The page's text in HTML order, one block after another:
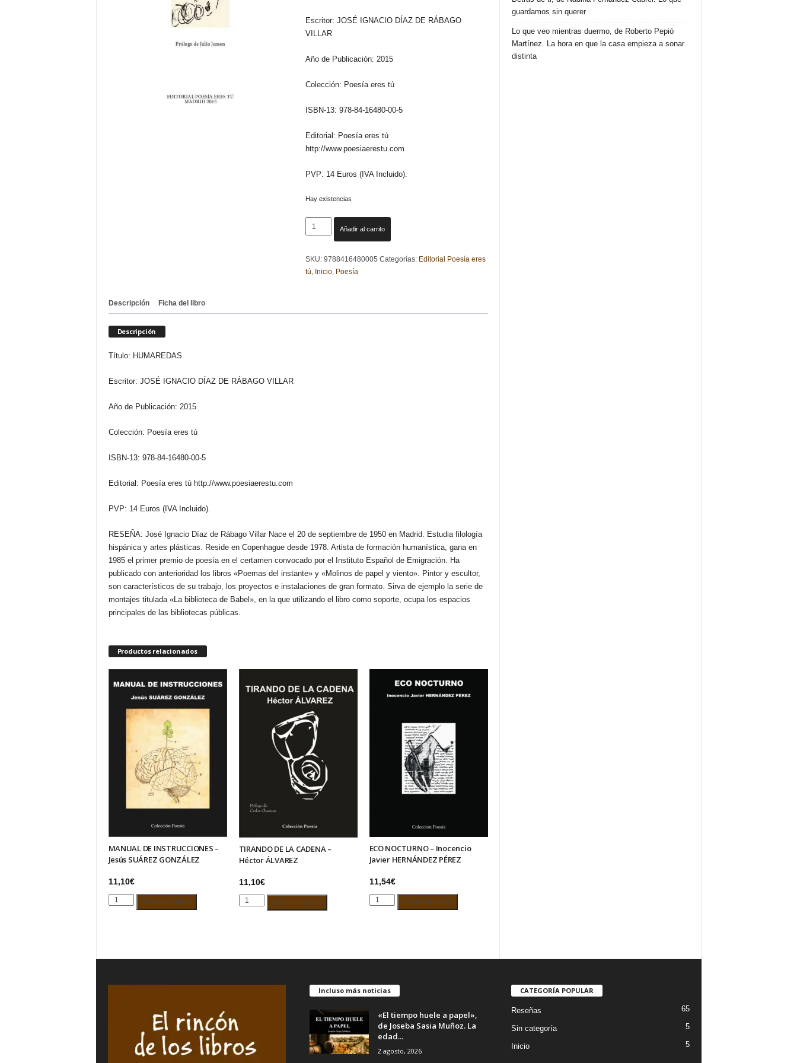
Escritor: JOSÉ IGNACIO DÍAZ DE RÁBAGO
VILLAR
Año de Publicación: 2015
Colección: Poesía eres tú
ISBN-13: 978-84-16480-00-5
Editorial: Poesía eres tú
http://www.poesiaerestu.com
PVP: 14 Euros (IVA Incluido).
Hay existencias
HUMAREDAS.
JOSÉ
DÍAZ
DE
Añadir al carrito
SKU:9788416480005 Categorías: Editorial Poesía eres
tú, Inicio, Poesía
Descripción Ficha del libro
Descripción
Título: HUMAREDAS
Escritor: JOSÉ IGNACIO DÍAZ DE RÁBAGO VILLAR
Año de Publicación: 2015
Colección: Poesía eres tú
ISBN-13: 978-84-16480-00-5
Editorial: Poesía eres tú http://www.poesiaerestu.com
PVP: 14 Euros (IVA Incluido).
RESEÑA: José Ignacio Díaz de Rábago Villar Nace el 20 de septiembre de 1950 en Madrid. Estudia filología
hispánica y artes plásticas. Reside en Copenhague desde 1978. Artista de formación humanística, gana en
1985 el primer premio de poesía en el certamen convocado por el Instituto Español de Emigración. Ha
publicado con anterioridad los libros «Poemas del instante» y «Molinos de papel y viento». Pintor y escultor,
son característicos de su trabajo, los proyectos e instalaciones de gran formato. Sirva de ejemplo la serie de
montajes titulada «La biblioteca de Babel», en la que utilizando el libro como soporte, ocupa los espacios
principales de las bibliotecas públicas.
Productos relacionados
MANUAL DE INSTRUCCIONES –
Jesús SUÁREZ GONZÁLEZ
11,10€
MANUAL
SUÁREZ
cantidad
Añadir al carrito
TIRANDO DE LA CADENA –
Héctor ÁLVAREZ
11,10€
TIRANDO
Héctor
cantidad
Añadir al carrito
ECO NOCTURNO – Inocencio
Javier HERNÁNDEZ PÉREZ
11,54€
ECO
NOCTURNO
HERNÁNDEZ
cantidad
Añadir al carrito
guardamos sin querer
Lo que veo mientras duermo, de Roberto Pepió
Martínez. La hora en que la casa empieza a sonar
distinta
Incluso más noticias
«El tiempo huele a papel»,
de Joseba Sasia Muñoz. La
edad...
2 agosto, 2026
CATEGORÍA POPULAR
Reseñas 65
Sin categoría 5
Inicio 5